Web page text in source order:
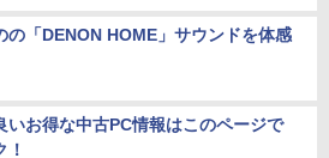
の「DENON HOME」サウンドを体感
いお得な中古PC情報はこのページで
！